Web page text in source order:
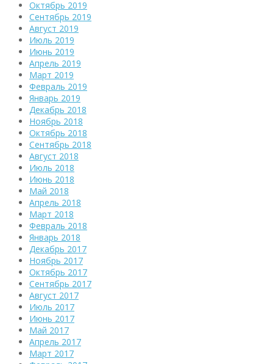
Октябрь 2019
Сентябрь 2019
Август 2019
Июль 2019
Июнь 2019
Апрель 2019
Март 2019
Февраль 2019
Январь 2019
Декабрь 2018
Ноябрь 2018
Октябрь 2018
Сентябрь 2018
Август 2018
Июль 2018
Июнь 2018
Май 2018
Апрель 2018
Март 2018
Февраль 2018
Январь 2018
Декабрь 2017
Ноябрь 2017
Октябрь 2017
Сентябрь 2017
Август 2017
Июль 2017
Июнь 2017
Май 2017
Апрель 2017
Март 2017